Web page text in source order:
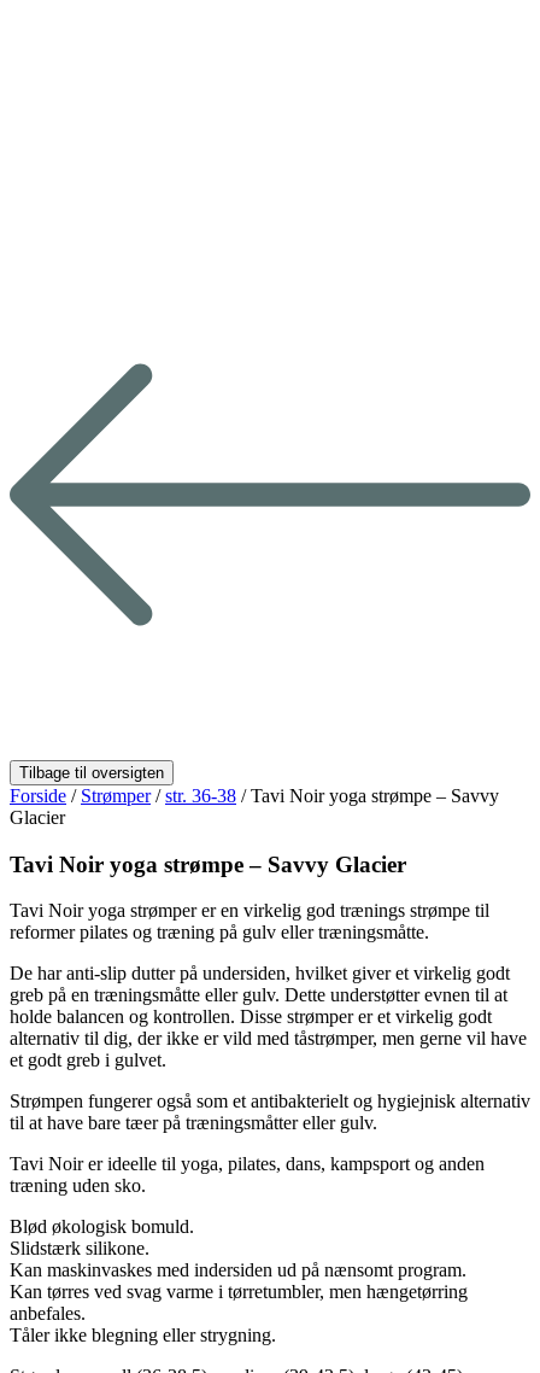
Forside / Strømper/str. 36-38 / Tavi Noir yoga strømpe – Savvy
Glacier
Tavi Noir yoga strømpe – Savvy Glacier
Tavi Noir yoga strømper er en virkelig god trænings strømpe til
reformer pilates og træning på gulv eller træningsmåtte.
De har anti-slip dutter på undersiden, hvilket giver et virkelig godt
greb på en træningsmåtte eller gulv. Dette understøtter evnen til at
holde balancen og kontrollen. Disse strømper er et virkelig godt
alternativ til dig, der ikke er vild med tåstrømper, men gerne vil have
et godt greb i gulvet.
Strømpen fungerer også som et antibakterielt og hygiejnisk alternativ
til at have bare tæer på træningsmåtter eller gulv.
Tavi Noir er ideelle til yoga, pilates, dans, kampsport og anden
træning uden sko.
Blød økologisk bomuld.
Slidstærk silikone.
Kan maskinvaskes med indersiden ud på nænsomt program.
Kan tørres ved svag varme i tørretumbler, men hængetørring
anbefales.
Tåler ikke blegning eller strygning.